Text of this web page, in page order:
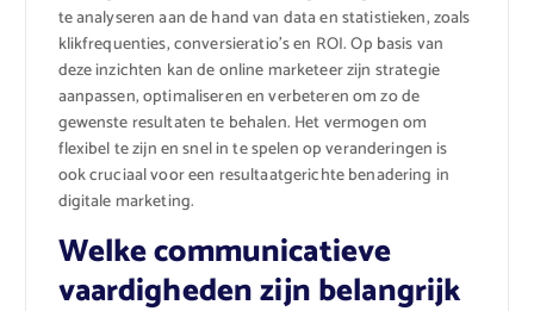
te analyseren aan de hand van data en statistieken, zoals
klikfrequenties, conversieratio’s en ROI. Op basis van
deze inzichten kan de online marketeer zijn strategie
aanpassen, optimaliseren en verbeteren om zo de
gewenste resultaten te behalen. Het vermogen om
flexibel te zijn en snel in te spelen op veranderingen is
ook cruciaal voor een resultaatgerichte benadering in
digitale marketing.
Welke communicatieve
vaardigheden zijn belangrijk